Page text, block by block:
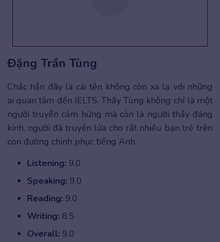
Đặng Trần Tùng
Chắc hẳn đây là cái tên không còn xa lạ với những
ai quan tâm đến IELTS. Thầy Tùng không chỉ là một
người truyền cảm hứng mà còn là người thầy đáng
kính, người đã truyền lửa cho rất nhiều bạn trẻ trên
con đường chinh phục tiếng Anh.
Listening: 9.0
Speaking: 9.0
Reading: 9.0
Writing: 8.5
Overall: 9.0